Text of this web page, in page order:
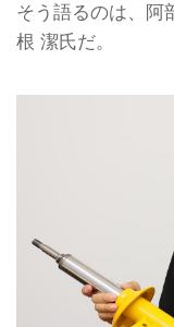
そう語るのは、阿
根 潔氏だ。